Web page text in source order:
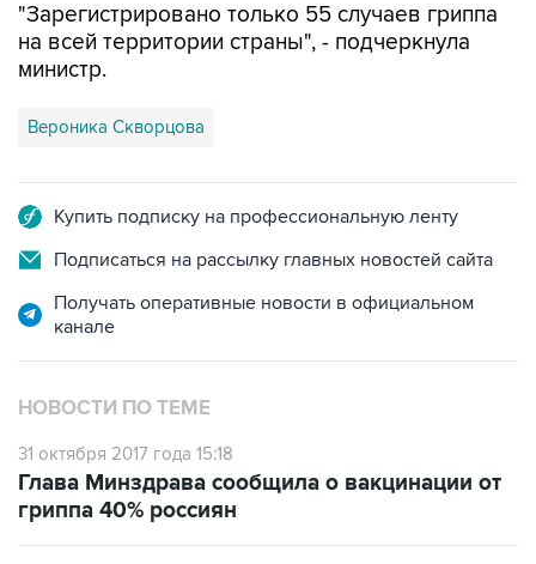
"Зарегистрировано только 55 случаев гриппа
на всей территории страны", - подчеркнула
министр.
Вероника Скворцова
Купить подписку на профессиональную ленту
Подписаться на рассылку главных новостей сайта
Получать оперативные новости в официальном
канале
НОВОСТИ ПО ТЕМЕ
31 октября 2017 года 15:18
Глава Минздрава сообщила о вакцинации от
гриппа 40% россиян